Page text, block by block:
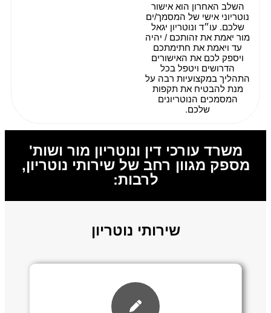
השלב האחרון הוא אישור
נוטריוני אישי של המסמך/ים
שלכם. עו״ד ונוטריון יגאל
מור יאמת את זהותכם / יהיה
עד ויאמת את חתימתכם
ויספק לכם את האישורים
הדרושים ויטפל בכל
התהליך במקצועיות רבה על
מנת להבטיח את תקפות
המסמכים הנוטריונים
שלכם.
משרד עורכי דין ונוטריון מור ושות'
מספק מגוון רחב של שירותי נוטריון,
לרבות:
שירותי נוטריון